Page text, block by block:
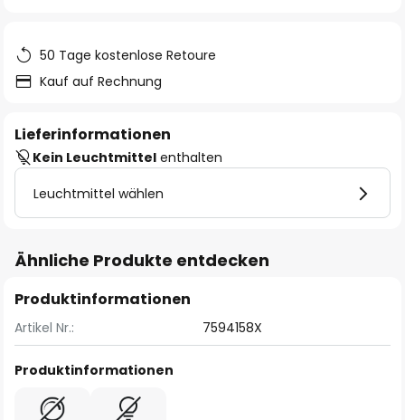
50 Tage kostenlose Retoure
Kauf auf Rechnung
Lieferinformationen
Kein Leuchtmittel enthalten
Leuchtmittel wählen
Ähnliche Produkte entdecken
Produktinformationen
Artikel Nr.: 7594158X
Produktinformationen